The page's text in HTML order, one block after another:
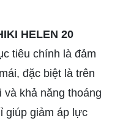
HELEN 20
tiêu chính là đảm
đặc biệt là trên
khả năng thoáng
giúp giảm áp lực